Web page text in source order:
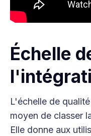
Échelle
L'échelle de
moyen de classer
Elle donne aux